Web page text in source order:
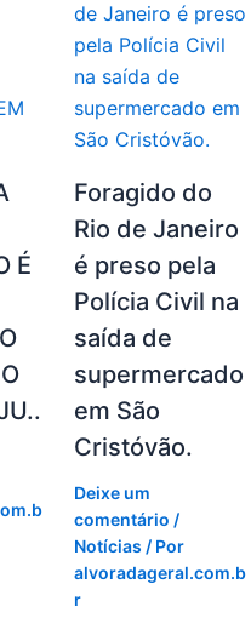
É
Foragido do
Rio de Janeiro
é preso pela
Polícia Civil na
saída de
supermercado
em São
Cristóvão.
Deixe um
comentário /
Notícias / Por
alvoradageral.com.b
r